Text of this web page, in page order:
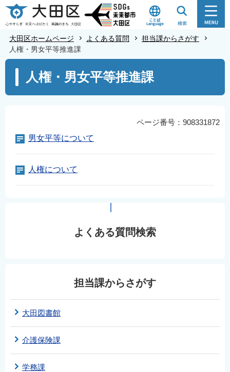
こ
の
ジ
大田区ホームページ よくある質問
担当課からさがす
人権・男女平等推進課
こ
人権・男女平等推進課
ページ番号：908331872
男女平等について
人権について
よくある質問検索
担当課からさがす
大田図書館
介護保険課
学務課